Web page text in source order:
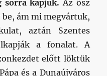
sorra kapjuk. Az ősz
be, ám mi megvártuk,
aztán Szentes
a fonalat. A
előtt löktük
és a Dunaújváros